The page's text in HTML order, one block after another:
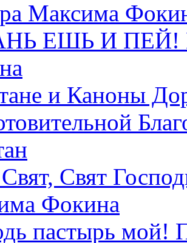
Максима
ЕШЬ И ПЕЙ!
и Каноны
Свят
Фокина
пастырь мой!